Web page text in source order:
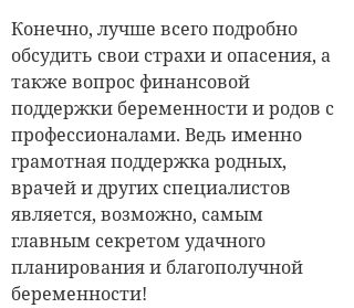
Конечно, лучше всего подробно
обсудить свои страхи и опасения, а
также вопрос финансовой
поддержки беременности и родов с
профессионалами. Ведь именно
грамотная поддержка родных,
врачей и других специалистов
является, возможно, самым
главным секретом удачного
планирования и благополучной
беременности!